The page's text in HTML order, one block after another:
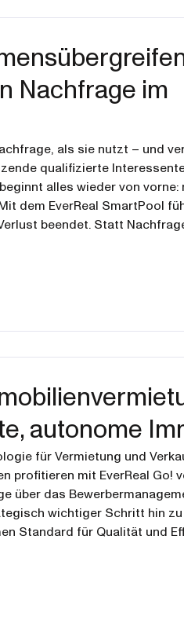
Nachfrage im
als sie nutzt – und
qualifizierte
alles wieder von vorne:
dem EverReal SmartPool
beendet. Statt
autonome
für Vermietung und
profitieren mit EverReal Go!
über das
wichtiger Schritt hin
Standard für Qualität und